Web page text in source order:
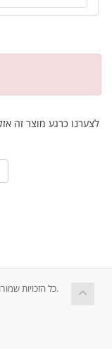
לצערנו כרגע מוצר זה
זכויות יוצרים © 2026 Layer7 Networks GmbH כל הזכויות שמורות.